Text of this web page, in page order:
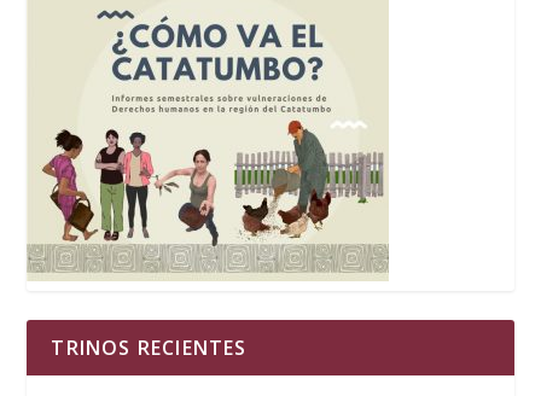
TRINOS RECIENTES